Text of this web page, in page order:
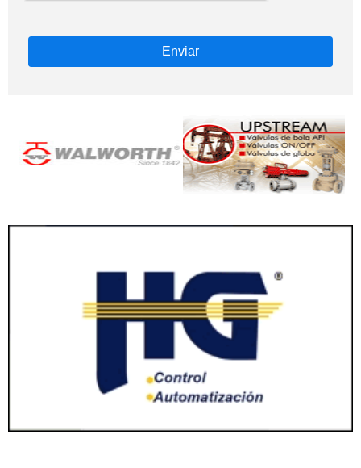
Enviar